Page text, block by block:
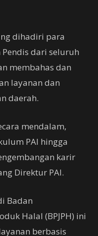
dihadiri para
Pendis dari seluruh
membahas dan
layanan dan
daerah.
mendalam,
PAI hingga
karir
Direktur PAI.
Badan
Halal (BPJPH) ini
berbasis